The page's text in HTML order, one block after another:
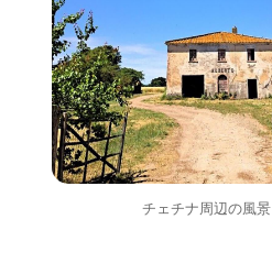
チェチナ周辺の風景